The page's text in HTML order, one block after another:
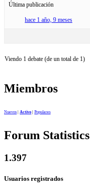
Última publicación
hace 1 año, 9 meses
Viendo 1 debate (de un total de 1)
Miembros
Nuevos Activo Populares
Forum Statistics
1.397
Usuarios registrados